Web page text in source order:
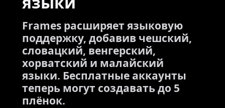
Frames расширяет языковую
поддержку, добавив чешский,
словацкий, венгерский,
хорватский и малайский
языки. Бесплатные аккаунты
теперь могут создавать до 5
плёнок.